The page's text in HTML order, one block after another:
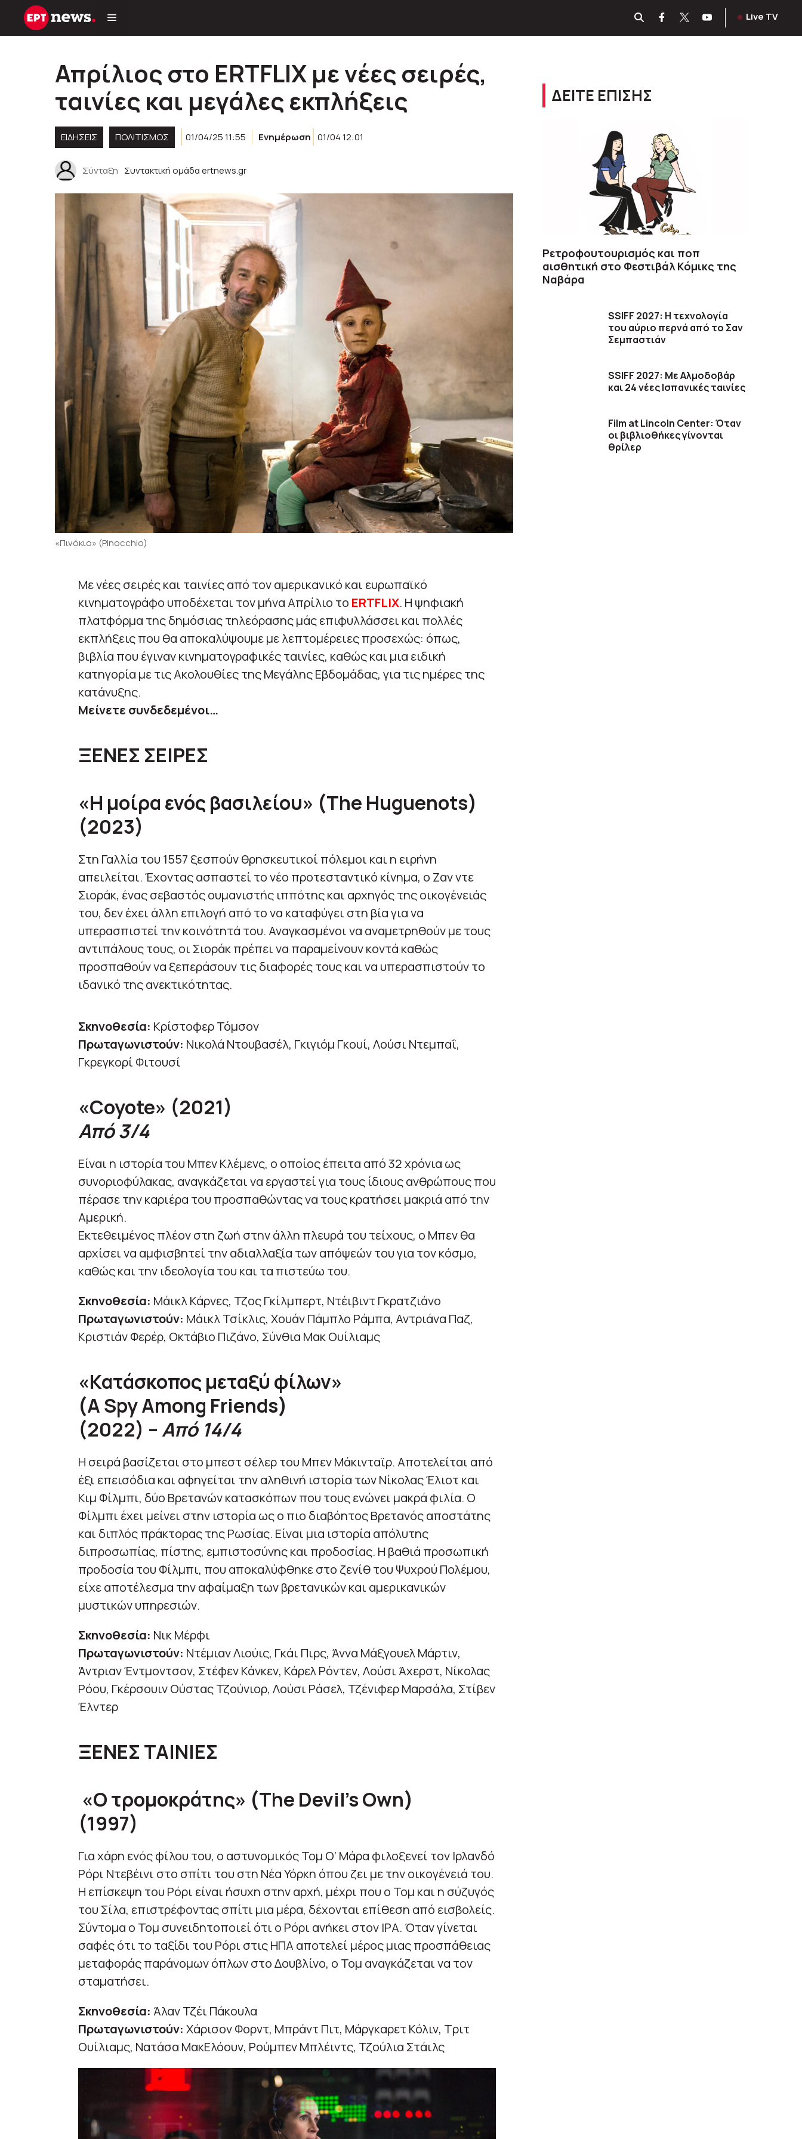
Μετάβαση
Live TV
Απρίλιος στο ERTFLIX με νέες σειρές,
ταινίες και μεγάλες εκπλήξεις
ΕΙΔΗΣΕΙΣ ΠΟΛΙΤΙΣΜΟΣ 01/04/25 11:55 Ενημέρωση 01/04 12:01
Σύνταξη Συντακτική ομάδα ertnews.gr
«Πινόκιο» (Pinocchio)
Με νέες σειρές και ταινίες από τον αμερικανικό και ευρωπαϊκό
κινηματογράφο υποδέχεται τον μήνα Απρίλιο το ERTFLIX. Η ψηφιακή
πλατφόρμα της δημόσιας τηλεόρασης μάς επιφυλλάσσει και πολλές
εκπλήξεις που θα αποκαλύψουμε με λεπτομέρειες προσεχώς: όπως,
βιβλία που έγιναν κινηματογραφικές ταινίες, καθώς και μια ειδική
κατηγορία με τις Ακολουθίες της Μεγάλης Εβδομάδας, για τις ημέρες της
κατάνυξης.
Μείνετε συνδεδεμένοι…
ΞΕΝΕΣ ΣΕΙΡΕΣ
«Η μοίρα ενός βασιλείου» (The Huguenots)
(2023)
Στη Γαλλία του 1557 ξεσπούν θρησκευτικοί πόλεμοι και η ειρήνη
απειλείται. Έχοντας ασπαστεί το νέο προτεσταντικό κίνημα, ο Ζαν ντε
Σιοράκ, ένας σεβαστός ουμανιστής ιππότης και αρχηγός της οικογένειάς
του, δεν έχει άλλη επιλογή από το να καταφύγει στη βία για να
υπερασπιστεί την κοινότητά του. Αναγκασμένοι να αναμετρηθούν με τους
αντιπάλους τους, οι Σιοράκ πρέπει να παραμείνουν κοντά καθώς
προσπαθούν να ξεπεράσουν τις διαφορές τους και να υπερασπιστούν το
ιδανικό της ανεκτικότητας.
Σκηνοθεσία: Κρίστοφερ Τόμσον
Πρωταγωνιστούν: Νικολά Ντουβασέλ, Γκιγιόμ Γκουί, Λούσι Ντεμπαΐ,
Γκρεγκορί Φιτουσί
«Coyote» (2021)
Από 3/4
Eίναι η ιστορία του Μπεν Κλέμενς, ο οποίος έπειτα από 32 χρόνια ως
συνοριοφύλακας, αναγκάζεται να εργαστεί για τους ίδιους ανθρώπους που
πέρασε την καριέρα του προσπαθώντας να τους κρατήσει μακριά από την
Αμερική.
Εκτεθειμένος πλέον στη ζωή στην άλλη πλευρά του τείχους, ο Μπεν θα
αρχίσει να αμφισβητεί την αδιαλλαξία των απόψεών του για τον κόσμο,
καθώς και την ιδεολογία του και τα πιστεύω του.
Σκηνοθεσία: Μάικλ Κάρνες, Τζος Γκίλμπερτ, Ντέιβιντ Γκρατζιάνο
Πρωταγωνιστούν: Μάικλ Τσίκλις, Χουάν Πάμπλο Ράμπα, Αντριάνα Παζ,
Κριστιάν Φερέρ, Οκτάβιο Πιζάνο, Σύνθια Μακ Ουίλιαμς
«Κατάσκοπος μεταξύ φίλων»
(ASpyAmong Friends)
(2022) –Από 14/4
Η σειρά βασίζεται στο μπεστ σέλερ του Μπεν Μάκινταϊρ. Αποτελείται από
έξι επεισόδια και αφηγείται την αληθινή ιστορία των Νίκολας Έλιοτ και
Κιμ Φίλμπι, δύο Βρετανών κατασκόπων που τους ενώνει μακρά φιλία. Ο
Φίλμπι έχει μείνει στην ιστορία ως ο πιο διαβόητος Βρετανός αποστάτης
και διπλός πράκτορας της Ρωσίας. Είναι μια ιστορία απόλυτης
διπροσωπίας, πίστης, εμπιστοσύνης και προδοσίας. Η βαθιά προσωπική
προδοσία του Φίλμπι, που αποκαλύφθηκε στο ζενίθ του Ψυχρού Πολέμου,
είχε αποτέλεσμα την αφαίμαξη των βρετανικών και αμερικανικών
μυστικών υπηρεσιών.
Σκηνοθεσία: Νικ Μέρφι
Πρωταγωνιστούν: Ντέμιαν Λιούις, Γκάι Πιρς, Άννα Μάξγουελ Μάρτιν,
Άντριαν Έντμοντσον, Στέφεν Κάνκεν, Κάρελ Ρόντεν, Λούσι Άχερστ, Νίκολας
Ρόου, Γκέρσουιν Ούστας Τζούνιορ, Λούσι Ράσελ, Τζένιφερ Μαρσάλα, Στίβεν
Έλντερ
ΞΕΝΕΣ ΤΑΙΝΙΕΣ
«Ο τρομοκράτης» (The Devil’sOwn)
(1997)
Για χάρη ενός φίλου του, ο αστυνομικός Τομ Ο’ Μάρα φιλοξενεί τον Ιρλανδό
Ρόρι Ντεβέινι στο σπίτι του στη Νέα Υόρκη όπου ζει με την οικογένειά του.
Η επίσκεψη του Ρόρι είναι ήσυχη στην αρχή, μέχρι που ο Τομ και η σύζυγός
του Σίλα, επιστρέφοντας σπίτι μια μέρα, δέχονται επίθεση από εισβολείς.
Σύντομα ο Τομ συνειδητοποιεί ότι ο Ρόρι ανήκει στον ΙΡΑ. Όταν γίνεται
σαφές ότι το ταξίδι του Ρόρι στις ΗΠΑ αποτελεί μέρος μιας προσπάθειας
μεταφοράς παράνομων όπλων στο Δουβλίνο, ο Τομ αναγκάζεται να τον
σταματήσει.
Σκηνοθεσία: Άλαν Τζέι Πάκουλα
Πρωταγωνιστούν: Χάρισον Φορντ, Μπράντ Πιτ, Μάργκαρετ Κόλιν, Τριτ
Ουίλιαμς, Νατάσα ΜακΕλόουν, Ρούμπεν Μπλέιντς, Τζούλια Στάιλς
ΔΕΙΤΕ ΕΠΙΣΗΣ
Ρετροφουτουρισμός και ποπ
αισθητική στο Φεστιβάλ Κόμικς της
Ναβάρα
SSIFF 2027: Η τεχνολογία
του αύριο περνά από το Σαν
Σεμπαστιάν
SSIFF 2027: Με Αλμοδοβάρ
και 24 νέες Ισπανικές ταινίες
Film at Lincoln Center: Όταν
οι βιβλιοθήκες γίνονται
θρίλερ